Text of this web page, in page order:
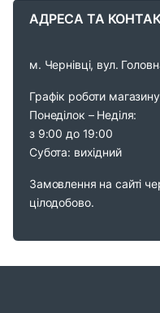
АДРЕСА ТА
м. Чернівці, вул.
Графік роботи
Понеділок – Неділя:
з 9:00 до 19:00
Субота: вихідний
Замовлення на сайті
цілодобово.